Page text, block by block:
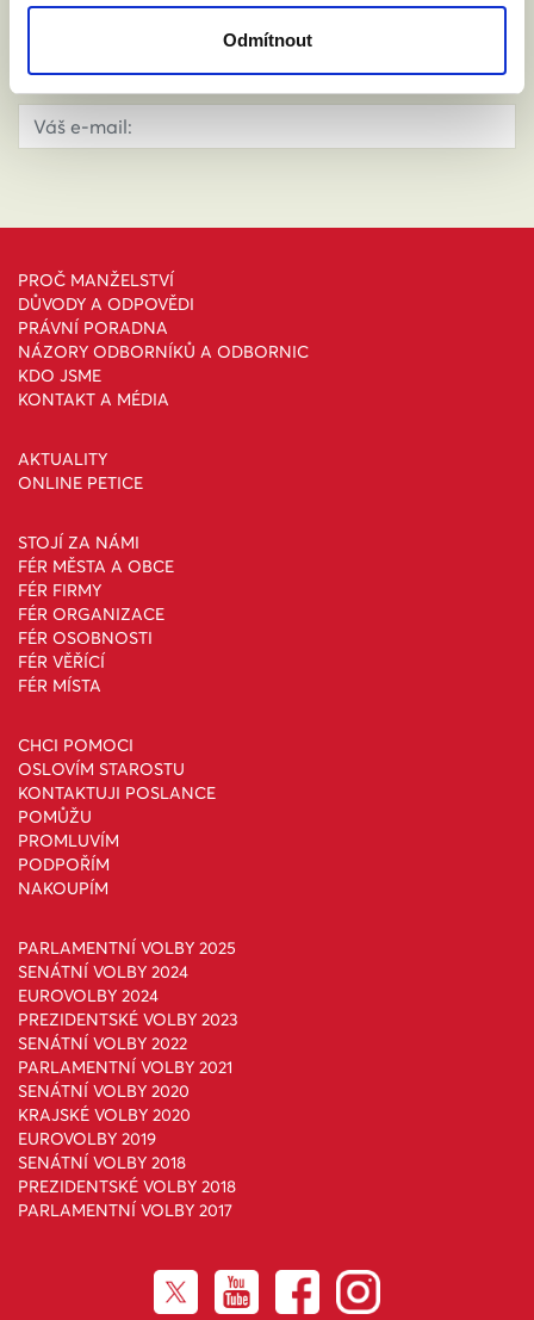
Odmítnout
NEUNIKLO
PROČ MANŽELSTVÍ
DŮVODY A ODPOVĚDI
PRÁVNÍ PORADNA
NÁZORY ODBORNÍKŮ A ODBORNIC
KDO JSME
KONTAKT A MÉDIA
AKTUALITY
ONLINE PETICE
STOJÍ ZA NÁMI
FÉR MĚSTA A OBCE
FÉR FIRMY
FÉR ORGANIZACE
FÉR OSOBNOSTI
FÉR VĚŘÍCÍ
FÉR MÍSTA
CHCI POMOCI
OSLOVÍM STAROSTU
KONTAKTUJI POSLANCE
POMŮŽU
PROMLUVÍM
PODPOŘÍM
NAKOUPÍM
PARLAMENTNÍ VOLBY 2025
SENÁTNÍ VOLBY 2024
EUROVOLBY 2024
PREZIDENTSKÉ VOLBY 2023
SENÁTNÍ VOLBY 2022
PARLAMENTNÍ VOLBY 2021
SENÁTNÍ VOLBY 2020
KRAJSKÉ VOLBY 2020
EUROVOLBY 2019
SENÁTNÍ VOLBY 2018
PREZIDENTSKÉ VOLBY 2018
PARLAMENTNÍ VOLBY 2017